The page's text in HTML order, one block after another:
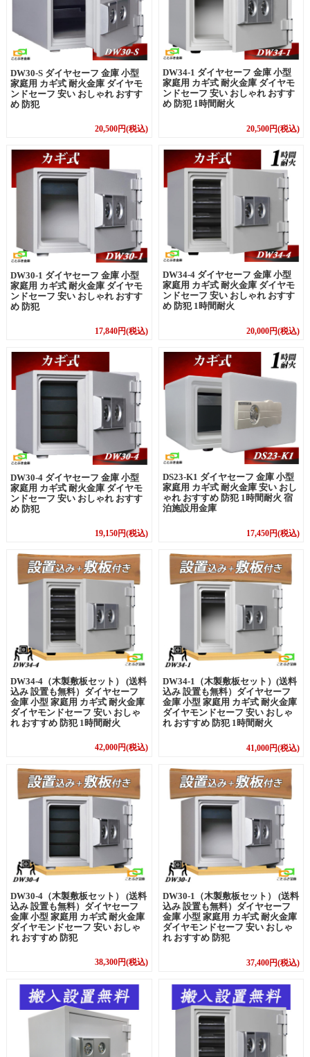
DW30-S ダイヤセーフ 金庫 小型
家庭用 カギ式 耐火金庫 ダイヤモ
ンドセーフ 安い おしゃれ おすす
め 防犯
20,500円(税込)
DW34-1 ダイヤセーフ 金庫 小型
家庭用 カギ式 耐火金庫 ダイヤモ
ンドセーフ 安い おしゃれ おすす
め 防犯 1時間耐火
20,500円(税込)
DW30-1 ダイヤセーフ 金庫 小型
家庭用 カギ式 耐火金庫 ダイヤモ
ンドセーフ 安い おしゃれ おすす
め 防犯
17,840円(税込)
DW34-4 ダイヤセーフ 金庫 小型
家庭用 カギ式 耐火金庫 ダイヤモ
ンドセーフ 安い おしゃれ おすす
め 防犯 1時間耐火
20,000円(税込)
DW30-4 ダイヤセーフ 金庫 小型
家庭用 カギ式 耐火金庫 ダイヤモ
ンドセーフ 安い おしゃれ おすす
め 防犯
19,150円(税込)
DS23-K1 ダイヤセーフ 金庫 小型
家庭用 カギ式 耐火金庫 安い おし
ゃれ おすすめ 防犯 1時間耐火 宿
泊施設用金庫
17,450円(税込)
DW34-4（木製敷板セット） (送料
込み 設置も無料）ダイヤセーフ
金庫 小型 家庭用 カギ式 耐火金庫
ダイヤモンドセーフ 安い おしゃ
れ おすすめ 防犯 1時間耐火
42,000円(税込)
DW34-1（木製敷板セット）(送料
込み 設置も無料）ダイヤセーフ
金庫 小型 家庭用 カギ式 耐火金庫
ダイヤモンドセーフ 安い おしゃ
れ おすすめ 防犯 1時間耐火
41,000円(税込)
DW30-4（木製敷板セット） (送料
込み 設置も無料）ダイヤセーフ
金庫 小型 家庭用 カギ式 耐火金庫
ダイヤモンドセーフ 安い おしゃ
れ おすすめ 防犯
38,300円(税込)
DW30-1（木製敷板セット） (送料
込み 設置も無料）ダイヤセーフ
金庫 小型 家庭用 カギ式 耐火金庫
ダイヤモンドセーフ 安い おしゃ
れ おすすめ 防犯
37,400円(税込)